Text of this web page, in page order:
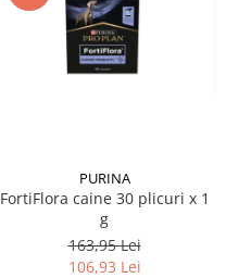
PURINA
FortiFlora caine 30 plicuri x 1
g
163,95 Lei
106,93 Lei